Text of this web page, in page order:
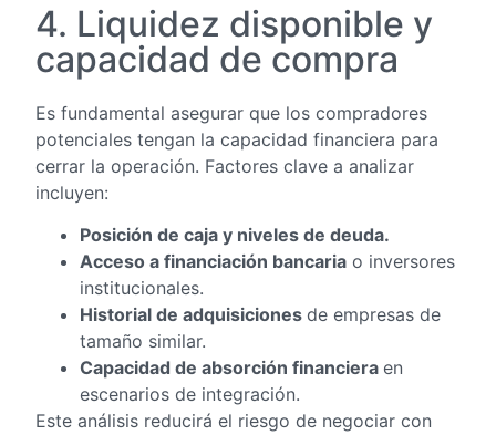
4. Liquidez disponible y
capacidad de compra
Es fundamental asegurar que los compradores
potenciales tengan la capacidad financiera para
cerrar la operación. Factores clave a analizar
incluyen:
Posición de caja y niveles de deuda.
Acceso a financiación bancaria o inversores
institucionales.
Historial de adquisiciones de empresas de
tamaño similar.
Capacidad de absorción financiera en
escenarios de integración.
Este análisis reducirá el riesgo de negociar con